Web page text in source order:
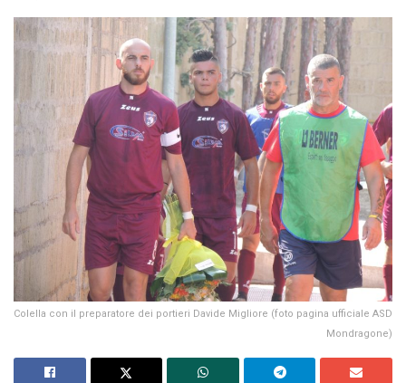
Colella con il preparatore dei portieri Davide Migliore (foto pagina ufficiale ASD
Mondragone)